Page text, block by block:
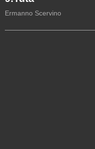
Ermanno Scervino